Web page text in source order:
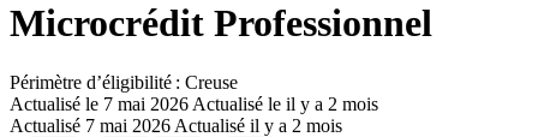
Microcrédit Professionnel
Périmètre d’éligibilité : Creuse
Actualisé le 7 mai 2026 Actualisé le il y a 2 mois
Actualisé 7 mai 2026 Actualisé il y a 2 mois